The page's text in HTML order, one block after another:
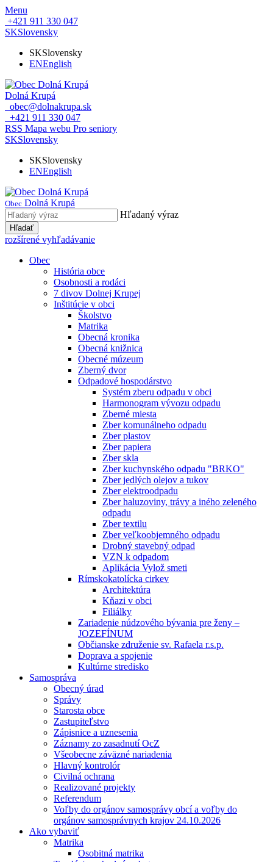
Menu
+421 911 330 047
SKSlovensky
SKSlovensky
ENEnglish
Dolná Krupá
obec@dolnakrupa.sk
+421 911 330 047
RSS Mapa webu Pro seniory
SKSlovensky
SKSlovensky
ENEnglish
Obec Dolná Krupá
Hľadaný výraz
Hľadať
rozšírené vyhľadávanie
Obec
História obce
Osobnosti a rodáci
7 divov Dolnej Krupej
Inštitúcie v obci
Školstvo
Matrika
Obecná kronika
Obecná knižnica
Obecné múzeum
Zberný dvor
Odpadové hospodárstvo
Systém zberu odpadu v obci
Harmonogram vývozu odpadu
Zberné miesta
Zber komunálneho odpadu
Zber plastov
Zber papiera
Zber skla
Zber kuchynského odpadu "BRKO"
Zber jedlých olejov a tukov
Zber elektroodpadu
Zber haluzoviny, trávy a iného zeleného
odpadu
Zber textilu
Zber veľkoobjemného odpadu
Drobný stavebný odpad
VZN k odpadom
Aplikácia Vylož smeti
Rímskokatolícka cirkev
Architektúra
Kňazi v obci
Filiálky
Zariadenie núdzového bývania pre ženy –
JOZEFÍNUM
Občianske združenie sv. Rafaela r.s.p.
Doprava a spojenie
Kultúrne stredisko
Samospráva
Obecný úrad
Správy
Starosta obce
Zastupiteľstvo
Zápisnice a uznesenia
Záznamy zo zasadnutí OcZ
Všeobecne záväzné nariadenia
Hlavný kontrolór
Civilná ochrana
Realizované projekty
Referendum
Voľby do orgánov samosprávy obcí a voľby do
orgánov samosprávnych krajov 24.10.2026
Ako vybaviť
Matrika
Osobitná matrika